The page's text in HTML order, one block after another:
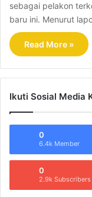
sebagai pelakon
baru ini. Menurut
Read More »
Ikuti Sosial Media
0
6.4k Member
0
2.9k Subscribers